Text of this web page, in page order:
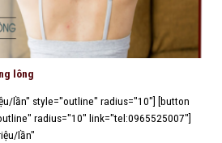
lông
lần" style="outline" radius="10"] [button
radius="10" link="tel:0965525007"]
lần"